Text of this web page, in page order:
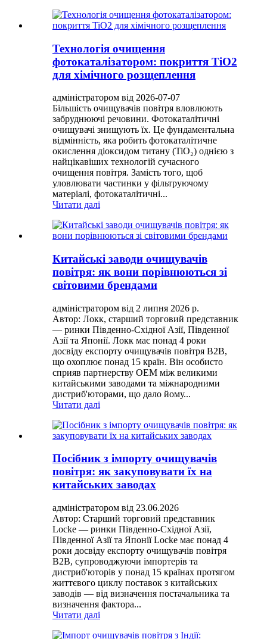
Технологія очищення
фотокаталізатором: покриття TiO2
для хімічного розщеплення
адміністратором від 2026-07-07
Більшість очищувачів повітря вловлюють
забруднюючі речовини. Фотокаталітичні
очищувачі знищують їх. Це фундаментальна
відмінність, яка робить фотокаталітичне
окислення діоксидом титану (TiO₂) однією з
найцікавіших технологій сучасного
очищення повітря. Замість того, щоб
уловлювати частинки у фільтруючому
матеріалі, фотокаталітичні...
Читати далі
Китайські заводи очищувачів
повітря: як вони порівнюються зі
світовими брендами
адміністратором від 2 липня 2026 р.
Автор: Локк, старший торговий представник
— ринки Південно-Східної Азії, Південної
Азії та Японії. Локк має понад 4 роки
досвіду експорту очищувачів повітря B2B,
що охоплює понад 15 країн. Він особисто
сприяв партнерству OEM між великими
китайськими заводами та міжнародними
дистриб'юторами, що дало йому...
Читати далі
Посібник з імпорту очищувачів
повітря: як закуповувати їх на
китайських заводах
адміністратором від 23.06.2026
Автор: Старший торговий представник
Locke — ринки Південно-Східної Азії,
Південної Азії та Японії Locke має понад 4
роки досвіду експорту очищувачів повітря
B2B, супроводжуючи імпортерів та
дистриб'юторів у понад 15 країнах протягом
життєвого циклу поставок з китайських
заводів — від визначення постачальника та
визначення фактора...
Читати далі